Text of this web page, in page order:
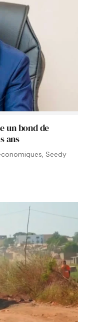
un bond de
ans
Seedy